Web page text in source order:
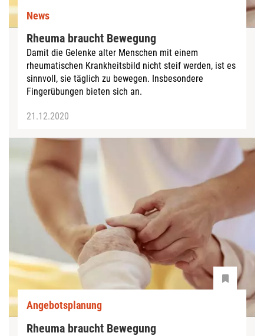
News
Rheuma braucht Bewegung
Damit die Gelenke alter Menschen mit einem
rheumatischen Krankheitsbild nicht steif werden, ist es
sinnvoll, sie täglich zu bewegen. Insbesondere
Fingerübungen bieten sich an.
21.12.2020
Angebotsplanung
Rheuma braucht Bewegung